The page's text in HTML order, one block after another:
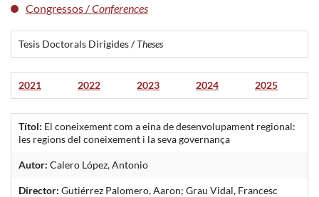
Congressos /Conferences
Tesis Doctorals Dirigides /Theses
2021 2022 2023 2024 2025
Títol: El coneixement com a eina de desenvolupament regional:
les regions del coneixement i la seva governança
Autor: Calero López, Antonio
Director: Gutiérrez Palomero, Aaron; Grau Vidal, Francesc